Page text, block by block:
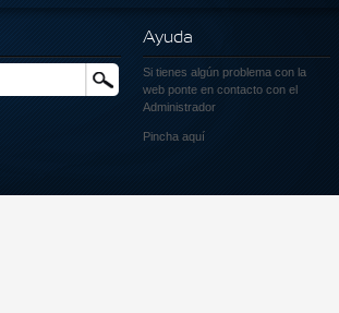
Buscar
Ayuda
Si tienes algún problema con la
web ponte en contacto con el
Administrador
Pincha aquí